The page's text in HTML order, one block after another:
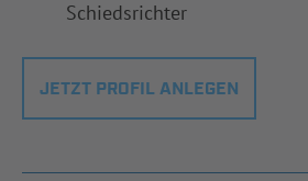
Schiedsrichter
JETZT PROFIL ANLEGEN